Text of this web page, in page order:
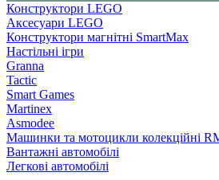
Конструктори LEGO
Аксесуари LEGO
Конструктори магнітні SmartMax
Настільні ігри
Granna
Tactic
Smart Games
Martinex
Asmodee
Машинки та мотоцикли колекційні
Вантажні автомобілі
Легкові автомобілі